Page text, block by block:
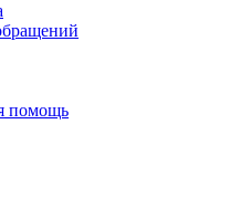
помощь